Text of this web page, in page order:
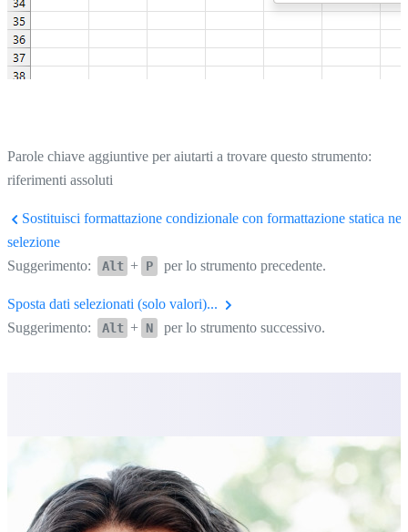
Parole chiave aggiuntive per aiutarti a trovare questo strumento:
riferimenti assoluti
Sostituisci formattazione condizionale con formattazione statica
selezione
Suggerimento:
Alt + P per lo strumento precedente.
Sposta dati selezionati (solo valori)...
Suggerimento:
Alt + N per lo strumento successivo.